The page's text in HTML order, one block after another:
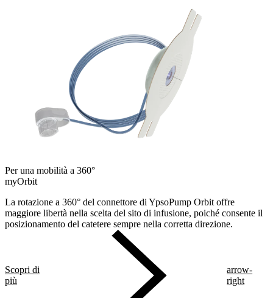
Per una mobilità a 360°
myOrbit
La rotazione a 360° del connettore di YpsoPump Orbit offre
maggiore libertà nella scelta del sito di infusione, poiché consente il
posizionamento del catetere sempre nella corretta direzione.
Scopri di
più
arrow-
right